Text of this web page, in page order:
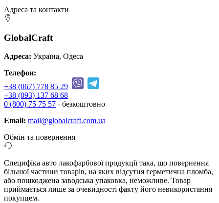
Адреса та контакти
GlobalCraft
Адреса: Україна, Одеса
Телефон:
+38 (067) 778 85 29
+38 (093) 137 68 68
0 (800) 75 75 57 - безкоштовно
Email: mail@globalcraft.com.ua
Обмін та повернення
Специфіка авто лакофарбової продукції така, що повернення
більшої частини товарів, на яких відсутня герметична пломба,
або пошкоджена заводська упаковка, неможливе. Товар
приймається лише за очевидності факту його невикористання
покупцем.